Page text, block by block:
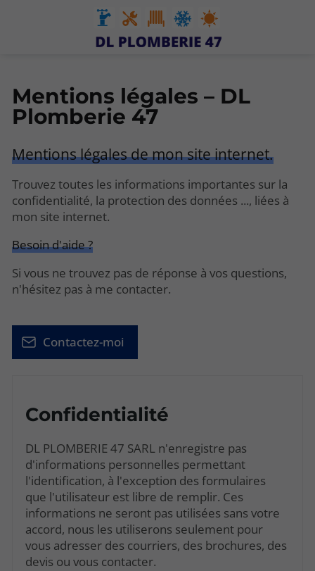
Mentions légales – DL
Plomberie 47
Mentions légales de mon site internet.
Trouvez toutes les informations importantes sur la
confidentialité, la protection des données ..., liées à
mon site internet.
Besoin d'aide ?
Si vous ne trouvez pas de réponse à vos questions,
n'hésitez pas à me contacter.
Contactez-moi
Confidentialité
DL PLOMBERIE 47 SARL n'enregistre pas
d'informations personnelles permettant
l'identification, à l'exception des formulaires
que l'utilisateur est libre de remplir. Ces
informations ne seront pas utilisées sans votre
accord, nous les utiliserons seulement pour
vous adresser des courriers, des brochures, des
devis ou vous contacter.